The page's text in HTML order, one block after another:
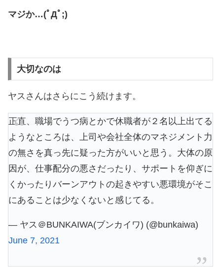
マジか…(ﾟДﾟ;)
大切なのは
ヤスさんはさらにこう続けます。
正直、職場でうつ病とかで休職者が２名以上出てる
ようなところは、上司や会社全体のマネジメント力
の無さを真っ先に疑った方がいいと思う。大体の原
因が、仕事配分の悪さだったり、サポートを仰ぎに
くかったりバーンアウトの起きやすい悪環境がそこ
にあることは少なくないと感じてる。
— ヤス＠BUNKAIWA(ブンカイワ) (@bunkaiwa)
June 7, 2021